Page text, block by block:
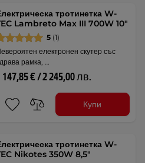
тротинетка W-
Lambreto Max III 700W 10"
5 (1)
електронен скутер със
рамка, …
147,85 € / 2 245,00 лв.
Купи
тротинетка W-
Nikotes 350W 8,5"